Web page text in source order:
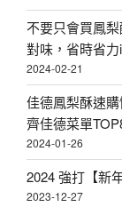
零
嘴
〉
不要只會買鳳
對味，省時省力
2024-02-21
佳德鳳梨酥速
齊佳德菜單
2024-01-26
2024 強打【新
2023-12-27